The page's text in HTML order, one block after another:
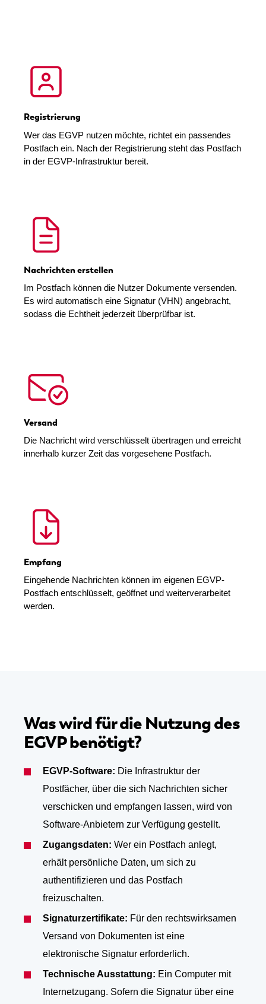
Registrierung
Wer das EGVP nutzen möchte, richtet ein passendes
Postfach ein. Nach der Registrierung steht das Postfach
in der EGVP-Infrastruktur bereit.
Nachrichten erstellen
Im Postfach können die Nutzer Dokumente versenden.
Es wird automatisch eine Signatur (VHN) angebracht,
sodass die Echtheit jederzeit überprüfbar ist.
Versand
Die Nachricht wird verschlüsselt übertragen und erreicht
innerhalb kurzer Zeit das vorgesehene Postfach.
Empfang
Eingehende Nachrichten können im eigenen EGVP-
Postfach entschlüsselt, geöffnet und weiterverarbeitet
werden.
Was wird für die Nutzung des
EGVP benötigt?
EGVP-Software: Die Infrastruktur der
Postfächer, über die sich Nachrichten sicher
verschicken und empfangen lassen, wird von
Software-Anbietern zur Verfügung gestellt.
Zugangsdaten: Wer ein Postfach anlegt,
erhält persönliche Daten, um sich zu
authentifizieren und das Postfach
freizuschalten.
Signaturzertifikate: Für den rechtswirksamen
Versand von Dokumenten ist eine
elektronische Signatur erforderlich.
Technische Ausstattung: Ein Computer mit
Internetzugang. Sofern die Signatur über eine